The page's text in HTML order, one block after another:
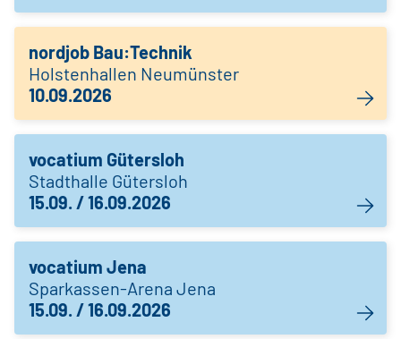
nordjob Bau:Technik
Holstenhallen Neumünster
10.09.2026
vocatium Gütersloh
Stadthalle Gütersloh
15.09. / 16.09.2026
vocatium Jena
Sparkassen-Arena Jena
15.09. / 16.09.2026